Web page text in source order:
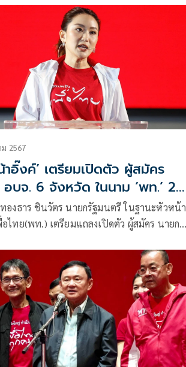
2567
าอิ๊งค์’ เตรียมเปิดตัว ผู้สมัคร
บจ. 6 จังหวัด ในนาม ‘พท.’ 24
งธาร ชินวัตร นายกรัฐมนตรี ในฐานะหัวหน้า
ไทย(พท.) เตรียมแถลงเปิดตัว ผู้สมัคร นายก